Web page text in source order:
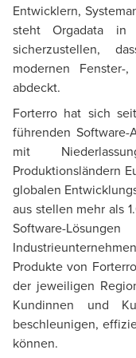
Entwicklern,
steht Orgadata in
sicherzustellen,
modernen Fenster-
abdeckt.
Forterro hat sich
führenden
mit
Produktionsländern
globalen
aus stellen mehr als
Software-
Produkte von
der jeweiligen
Kundinnen und
beschleunigen,
können.